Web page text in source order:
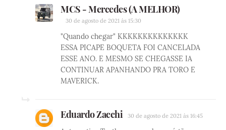
MCS - Mercedes (A MELHOR)
30 de agosto de 2021 às 15:30
"Quando chegar" KKKKKKKKKKKKKK
ESSA PICAPE BOQUETA FOI CANCELADA
ESSE ANO. E MESMO SE CHEGASSE IA
CONTINUAR APANHANDO PRA TORO E
MAVERICK.
Eduardo Zacchi 30 de agosto de 2021 às 16:45